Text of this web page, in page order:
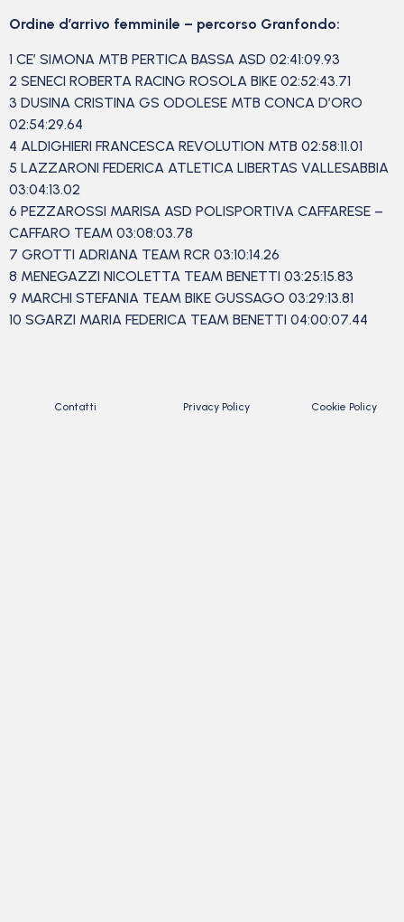
Ordine d’arrivo femminile – percorso Granfondo:
1 CE’ SIMONA MTB PERTICA BASSA ASD 02:41:09.93
2 SENECI ROBERTA RACING ROSOLA BIKE 02:52:43.71
3 DUSINA CRISTINA GS ODOLESE MTB CONCA D’ORO
02:54:29.64
4 ALDIGHIERI FRANCESCA REVOLUTION MTB 02:58:11.01
5 LAZZARONI FEDERICA ATLETICA LIBERTAS VALLESABBIA
03:04:13.02
6 PEZZAROSSI MARISA ASD POLISPORTIVA CAFFARESE –
CAFFARO TEAM 03:08:03.78
7 GROTTI ADRIANA TEAM RCR 03:10:14.26
8 MENEGAZZI NICOLETTA TEAM BENETTI 03:25:15.83
9 MARCHI STEFANIA TEAM BIKE GUSSAGO 03:29:13.81
10 SGARZI MARIA FEDERICA TEAM BENETTI 04:00:07.44
Contatti Privacy Policy Cookie Policy